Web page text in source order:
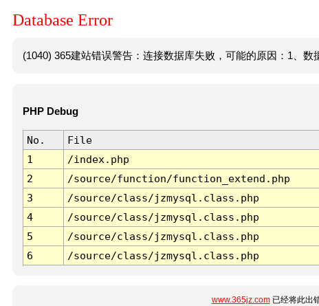
Database Error
(1040) 365建站错误警告：连接数据库失败，可能的原因：1、数
PHP Debug
No. File
1
/index.php
2
/source/function/function_extend.php
3
/source/class/jzmysql.class.php
4
/source/class/jzmysql.class.php
5
/source/class/jzmysql.class.php
6
/source/class/jzmysql.class.php
www.365jz.com已经将此出